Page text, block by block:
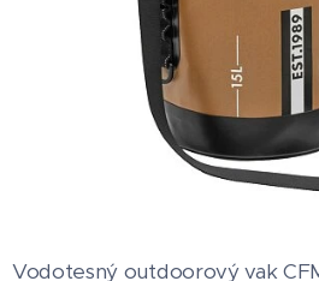
Vodotesný outdoorový vak